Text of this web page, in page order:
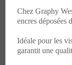
Chez Graphy
encres déposées
Idéale pour les
garantit une